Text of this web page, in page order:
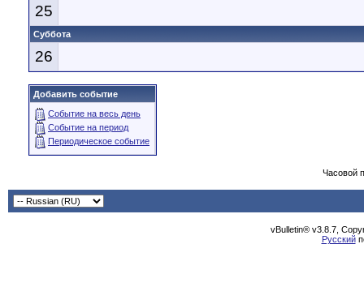
25
Суббота
26
Добавить событие
Событие на весь день
Событие на период
Периодическое событие
Часовой
vBulletin® v3.8.7,
Русский